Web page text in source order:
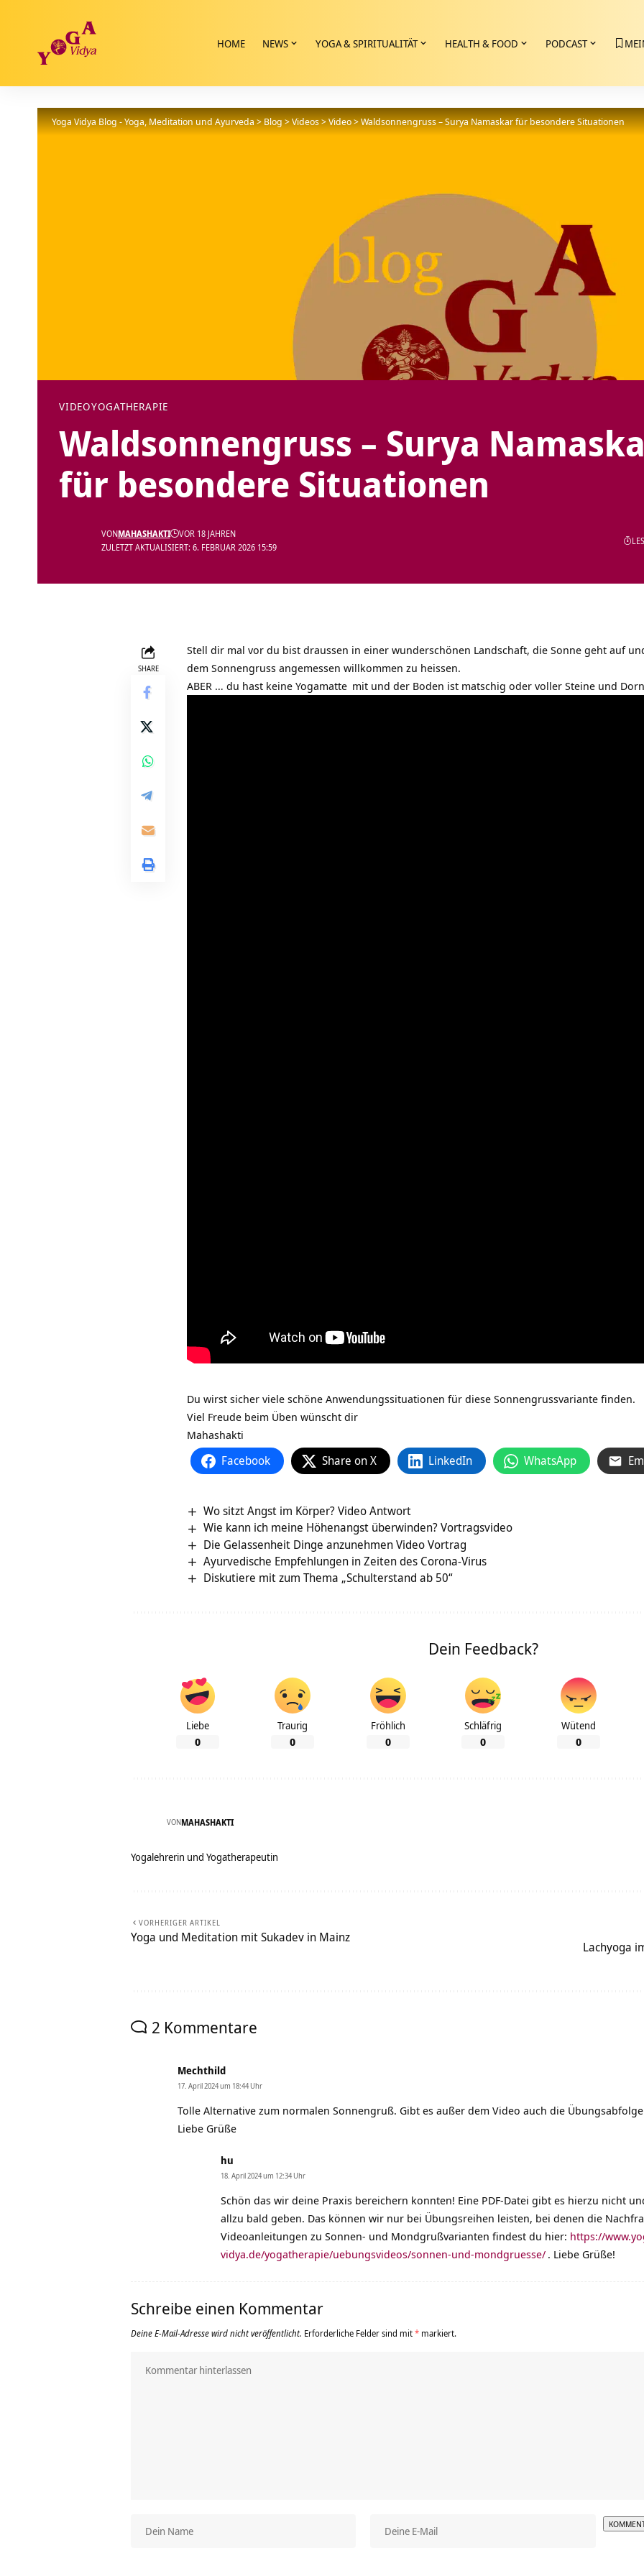
HOME NEWS YOGA & SPIRITUALITÄT HEALTH & FOOD PODCAST
Yoga Vidya Blog - Yoga, Meditation und Ayurveda>Blog>Videos>Video>Waldsonnengruss – Surya Namaskar für besondere Situationen
VIDEOYOGATHERAPIE
Waldsonnengruss – Surya
für besondere Situationen
ZULETZT AKTUALISIERT: 6. FEBRUAR 2026 15:59
VONMAHASHAKTI VOR 18 JAHREN
SHARE
Stell dir mal vor du bist draussen in einer wunderschönen Landschaft, die Sonne geht auf
dem Sonnengruss angemessen willkommen zu heissen.
ABER … du hast keine Yogamatte mit und der Boden ist matschig oder voller Steine und
Du wirst sicher viele schöne Anwendungssituationen für diese Sonnengrussvariante finden.
Viel Freude beim Üben wünscht dir
Mahashakti
Facebook Share on X LinkedIn WhatsApp
Wo sitzt Angst im Körper? Video Antwort
Wie kann ich meine Höhenangst überwinden? Vortragsvideo
Die Gelassenheit Dinge anzunehmen Video Vortrag
Ayurvedische Empfehlungen in Zeiten des Corona-Virus
Diskutiere mit zum Thema „Schulterstand ab 50“
Dein Feedback?
Liebe
0
Traurig
0
Fröhlich
0
Schläfrig
0
Wütend
0
VONMAHASHAKTI
Yogalehrerin und Yogatherapeutin
VORHERIGER ARTIKEL
Yoga und Meditation mit Sukadev in Mainz
Lachyoga
2 Kommentare
Mechthild
17. April 2024 um 18:44 Uhr
Tolle Alternative zum normalen Sonnengruß. Gibt es außer dem Video auch die
Liebe Grüße
hu
18. April 2024 um 12:34 Uhr
Schön das wir deine Praxis bereichern konnten! Eine PDF-Datei gibt es hierzu nicht
allzu bald geben. Das können wir nur bei Übungsreihen leisten, bei denen die
Videoanleitungen zu Sonnen- und Mondgrußvarianten findest du hier: https://
vidya.de/yogatherapie/uebungsvideos/sonnen-und-mondgruesse/ . Liebe Grüße!
Schreibe einen Kommentar
Deine E-Mail-Adresse wird nicht veröffentlicht. Erforderliche Felder sind mit* markiert.